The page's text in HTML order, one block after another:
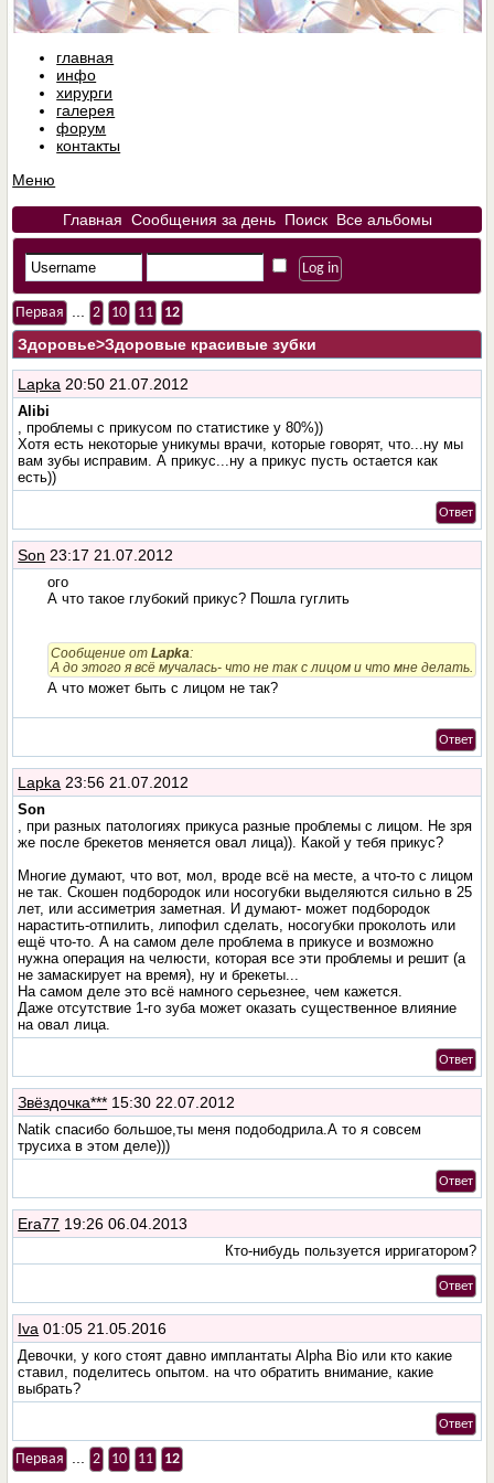
главная
инфо
хирурги
галерея
форум
контакты
Меню
Главная Сообщения за день Поиск Все альбомы
Первая 2 10 11 12
Здоровье>Здоровые красивые зубки
Lapka 20:50 21.07.2012
Alibi
, проблемы с прикусом по статистике у 80%))
Хотя есть некоторые уникумы врачи, которые говорят, что...ну мы
вам зубы исправим. А прикус...ну а прикус пусть остается как
есть))
Ответ
Son 23:17 21.07.2012
ого
А что такое глубокий прикус? Пошла гуглить
Сообщение от Lapka:
А до этого я всё мучалась- что не так с лицом и что мне делать.
А что может быть с лицом не так?
Ответ
Lapka 23:56 21.07.2012
Son
, при разных патологиях прикуса разные проблемы с лицом. Не зря
же после брекетов меняется овал лица)). Какой у тебя прикус?
Многие думают, что вот, мол, вроде всё на месте, а что-то с лицом
не так. Скошен подбородок или носогубки выделяются сильно в 25
лет, или ассиметрия заметная. И думают- может подбородок
нарастить-отпилить, липофил сделать, носогубки проколоть или
ещё что-то. А на самом деле проблема в прикусе и возможно
нужна операция на челюсти, которая все эти проблемы и решит (а
не замаскирует на время), ну и брекеты...
На самом деле это всё намного серьезнее, чем кажется.
Даже отсутствие 1-го зуба может оказать существенное влияние
на овал лица.
Ответ
Звёздочка*** 15:30 22.07.2012
Natik спасибо большое,ты меня подободрила.А то я совсем
трусиха в этом деле)))
Ответ
Era77 19:26 06.04.2013
Кто-нибудь пользуется ирригатором?
Ответ
Iva 01:05 21.05.2016
Девочки, у кого стоят давно имплантаты Alpha Bio или кто какие
ставил, поделитесь опытом. на что обратить внимание, какие
выбрать?
Ответ
Первая 2 10 11 12